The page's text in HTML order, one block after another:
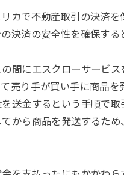
カで不動産取引の決済
決済の安全性を確保する
間にエスクローサービ
売り手が買い手に商品
送金するという手順で
から商品を発送するた